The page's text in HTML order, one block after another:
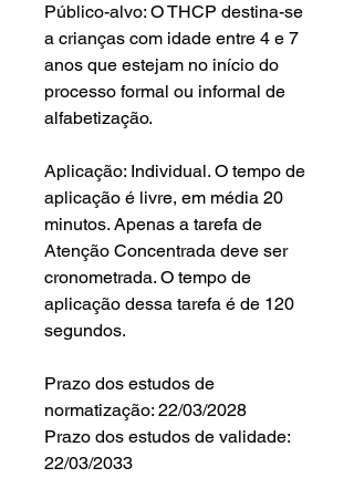
Público-alvo: O THCP destina-se
a crianças com idade entre 4 e 7
anos que estejam no início do
processo formal ou informal de
alfabetização.
Aplicação: Individual. O tempo de
aplicação é livre, em média 20
minutos. Apenas a tarefa de
Atenção Concentrada deve ser
cronometrada. O tempo de
aplicação dessa tarefa é de 120
segundos.
Prazo dos estudos de
normatização: 22/03/2028
Prazo dos estudos de validade:
22/03/2033